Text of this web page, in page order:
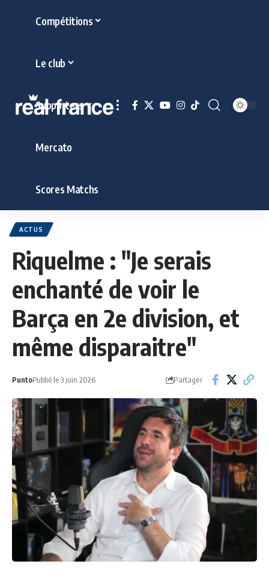
Compétitions
Le club
Supporters
Mercato
Scores Matchs
ACTUS
Riquelme : "Je serais
enchanté de voir le
Barça en 2e division, et
même disparaitre"
PuntoPublié le 3 juin 2026 Partager